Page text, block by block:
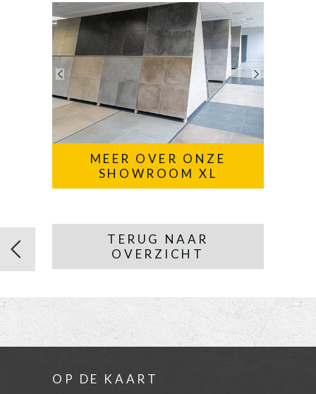
MEER OVER ONZE
SHOWROOM XL
TERUG NAAR
OVERZICHT
OP DE KAART